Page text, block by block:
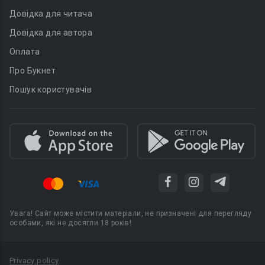
Довідка для читача
Довідка для автора
Оплата
Про Букнет
Пошук користувачів
Увага! Сайт може містити матеріали, не призначені для перегляду
особами, які не досягли 18 років!
Privacy policy